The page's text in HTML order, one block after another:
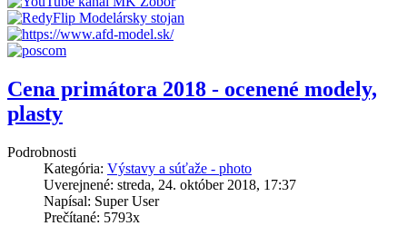
Cena primátora 2018 - ocenené modely,
plasty
Podrobnosti
Kategória: Výstavy a súťaže - photo
Uverejnené: streda, 24. október 2018, 17:37
Napísal: Super User
Prečítané: 5793x